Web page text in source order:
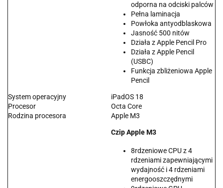
odporna na odciski palców
Pełna laminacja
Powłoka antyodblaskowa
Jasność 500 nitów
Działa z Apple Pencil Pro
Działa z Apple Pencil
(USBC)
Funkcja zbliżeniowa Apple
Pencil
System operacyjny
iPadOS 18
Procesor
Octa Core
Rodzina procesora
Apple M3
Czip Apple M3
8rdzeniowe CPU z 4
rdzeniami zapewniającymi
wydajność i 4 rdzeniami
energooszczędnymi